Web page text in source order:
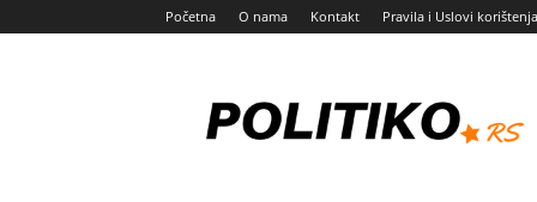
Početna O nama Kontakt Pravila i Uslovi korištenja